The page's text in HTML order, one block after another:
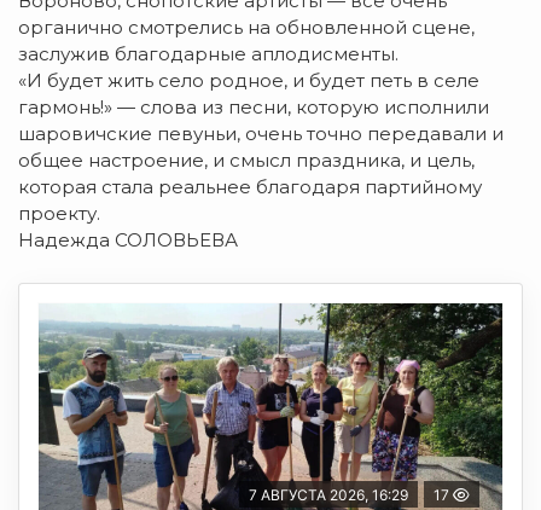
органично смотрелись на обновленной сцене,
заслужив благодарные аплодисменты.
«И будет жить село родное, и будет петь в селе
гармонь!» — слова из песни, которую исполнили
шаровичские певуньи, очень точно передавали и
общее настроение, и смысл праздника, и цель,
которая стала реальнее благодаря партийному
проекту.
Надежда СОЛОВЬЕВА
7 АВГУСТА 2026, 16:29 17